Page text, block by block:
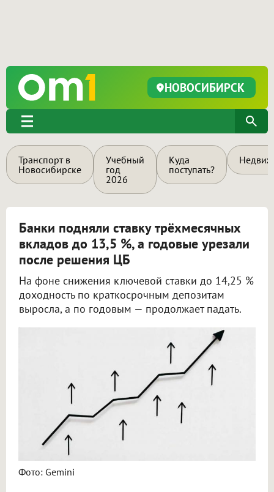
НОВОСИБИРСК
Транспорт в
Новосибирске
Учебный
год
2026
Куда
поступать?
Банки подняли ставку трёхмесячных
вкладов до 13,5 %, а годовые урезали
после решения ЦБ
На фоне снижения ключевой ставки до 14,25 %
доходность по краткосрочным депозитам
выросла, а по годовым — продолжает падать.
Фото: Gemini